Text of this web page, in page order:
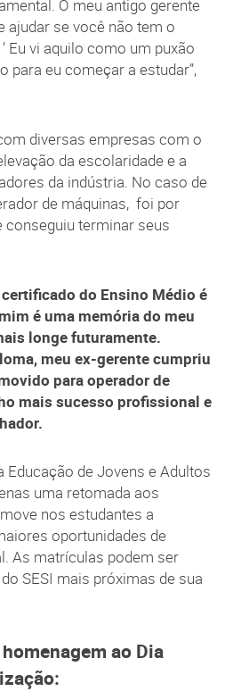
O meu antigo gerente
ajudar se você não tem o
Eu vi aquilo como um puxão
para eu começar a estudar”,
diversas empresas com o
da escolaridade e a
da indústria. No caso de
de máquinas, foi por
conseguiu terminar seus
do Ensino Médio é
é uma memória do meu
longe futuramente.
meu ex-gerente cumpriu
para operador de
mais sucesso profissional e
Educação de Jovens e Adultos
uma retomada aos
nos estudantes a
oportunidades de
As matrículas podem ser
SESI mais próximas de sua
ao Dia